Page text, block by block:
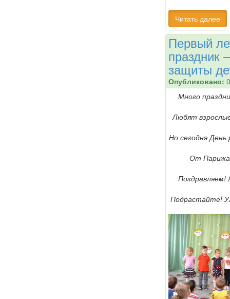
Читать далее
Первый
праздник
защиты
Опубликовано:
Много
Любят
Но сегодня День
От Парижа
Подрастайте!